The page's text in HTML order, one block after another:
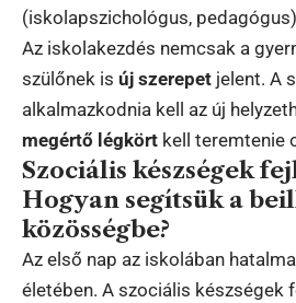
(iskolapszichológus,
Az iskolakezdés nemcsak a
szülőnek is új szerepet jelent. A
alkalmazkodnia kell az új
megértő légkört kell teremtenie
Szociális készségek
Hogyan segítsük a
közösségbe?
Az első nap az iskolában
életében. A szociális készségek